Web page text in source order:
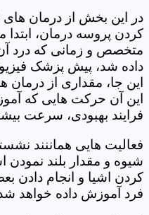
در این بخش از درمان های
کردن پروسه درمان،
متخصص و زمانی که درد
داده شد، پیش پزشک
این جا، مقداری از
این آن حرکت هایی که
فرایند بهبودی، سرعت
فعالیت هایی هماننند
شیوه و مقدار بلند نمودن
کردن اشیا و انجام دادن
فرد آموزش داده خواهد